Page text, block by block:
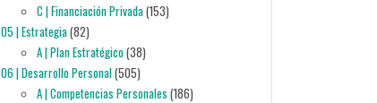
C | Financiación Privada(153)
05 | Estrategia(82)
A | Plan Estratégico(38)
06 | Desarrollo Personal(505)
A | Competencias Personales (186)